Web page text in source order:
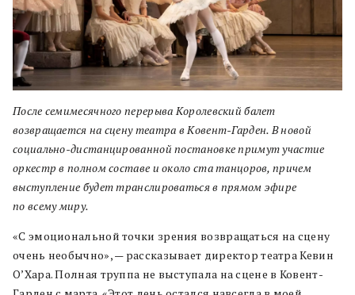
После семимесячного перерыва Королевский балет
возвращается на сцену театра в Ковент-Гарден. В новой
социально-дистанцированной постановке примут участие
оркестр в полном составе и около ста танцоров, причем
выступление будет транслироваться в прямом эфире
по всему миру.
«С эмоциональной точки зрения возвращаться на сцену
очень необычно», — рассказывает директор театра Кевин
О’Хара. Полная труппа не выступала на сцене в Ковент-